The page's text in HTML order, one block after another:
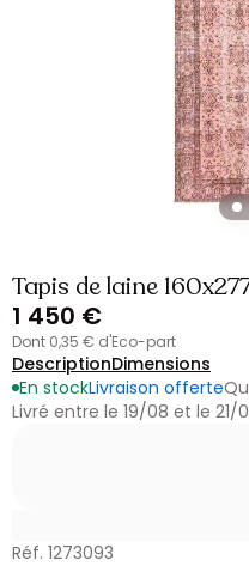
Tapis de laine
1 450 €
dont 0,35 € d'Eco-part
DescriptionDimensions
En stockLivraison offerte
Livré entre le 19/08 et le 21/
Réf. 1273093